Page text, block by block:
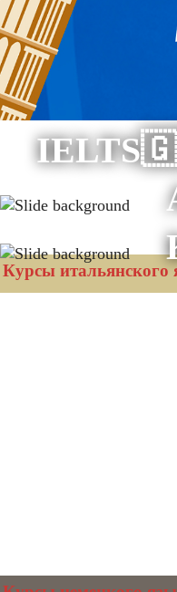
Курсы итальянского